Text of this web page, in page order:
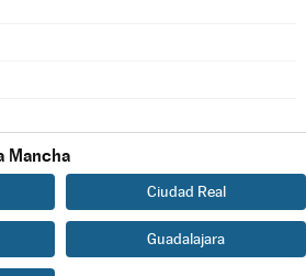
Mancha
Ciudad Real
Guadalajara